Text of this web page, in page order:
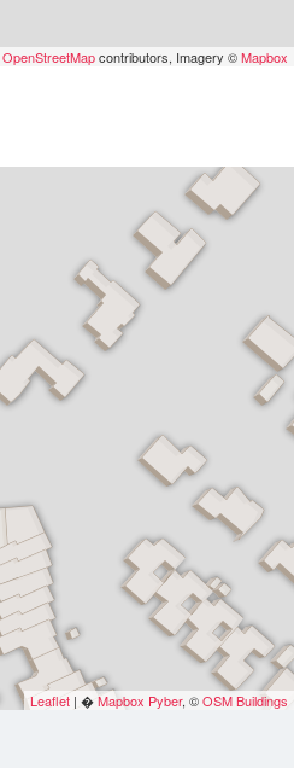
OpenStreetMapcontributors, Imagery ©Mapbox
Leaflet | �Mapbox Pyber, ©OSM Buildings